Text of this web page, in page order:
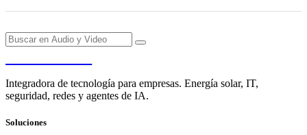
Integradora de tecnología para empresas. Energía solar, IT,
seguridad, redes y agentes de IA.
Soluciones